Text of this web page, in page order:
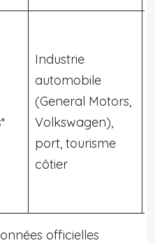
Industrie
automobile
(General Motors,
Volkswagen),
port, tourisme
côtier
officielles